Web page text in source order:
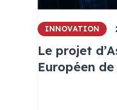
INNOVATION
Le projet
Européen